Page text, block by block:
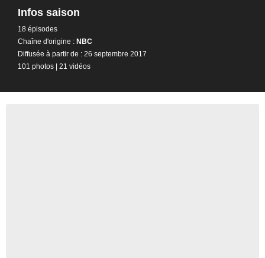
Infos saison
18 épisodes
Chaîne d'origine : NBC
Diffusée à partir de : 26 septembre 2017
101 photos | 21 vidéos